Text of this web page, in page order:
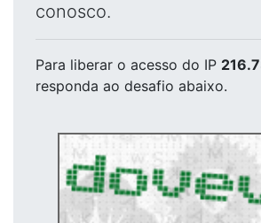
conosco.
Para liberar o acesso do IP
responda ao desafio abaixo.